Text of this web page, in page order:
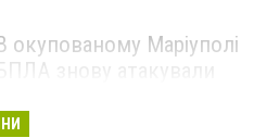
окупованому Маріуполі
знову атакували
ВІДЕО